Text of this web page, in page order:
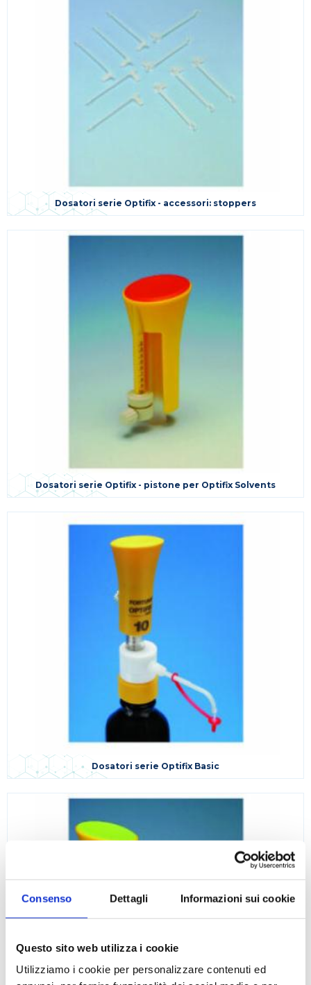
Consenso Dettagli Informazioni sui cookie
Questo sito web utilizza i cookie
Utilizziamo i cookie per personalizzare contenuti ed
Dosatori serie Optifix - accessori: stoppers
Dosatori serie Optifix - pistone per Optifix Solvents
Dosatori serie Optifix Basic